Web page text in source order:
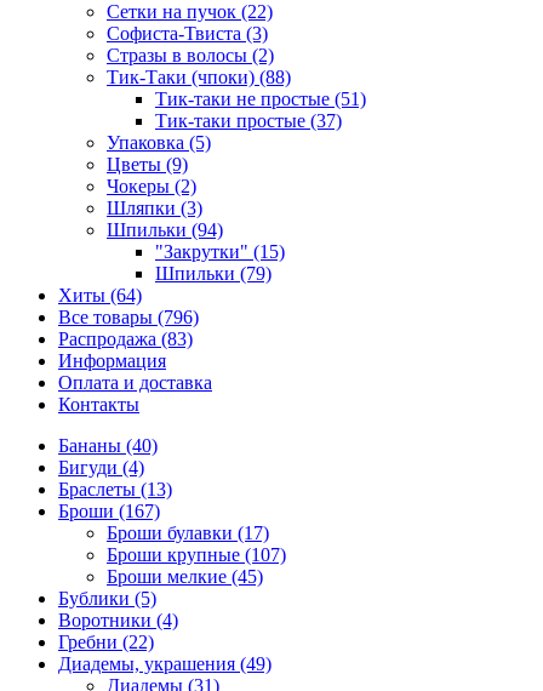
Сетки на пучок (22)
Софиста-Твиста (3)
Стразы в волосы (2)
Тик-Таки (чпоки) (88)
Тик-таки не простые (51)
Тик-таки простые (37)
Упаковка (5)
Цветы (9)
Чокеры (2)
Шляпки (3)
Шпильки (94)
"Закрутки" (15)
Шпильки (79)
Хиты (64)
Все товары (796)
Распродажа (83)
Информация
Оплата и доставка
Контакты
Бананы (40)
Бигуди (4)
Браслеты (13)
Броши (167)
Броши булавки (17)
Броши крупные (107)
Броши мелкие (45)
Бублики (5)
Воротники (4)
Гребни (22)
Диадемы, украшения (49)
Диадемы (31)